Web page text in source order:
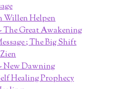
Willen Helpen
The Great Awakening
; The Big Shift
New Dawning
Healing Prophecy